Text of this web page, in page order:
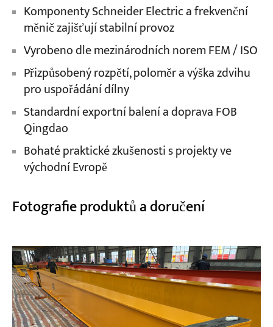
Komponenty Schneider Electric a frekvenční
měnič zajišťují stabilní provoz
Vyrobeno dle mezinárodních norem FEM / ISO
Přizpůsobený rozpětí, poloměr a výška zdvihu
pro uspořádání dílny
Standardní exportní balení a doprava FOB
Qingdao
Bohaté praktické zkušenosti s projekty ve
východní Evropě
Fotografie produktů a doručení